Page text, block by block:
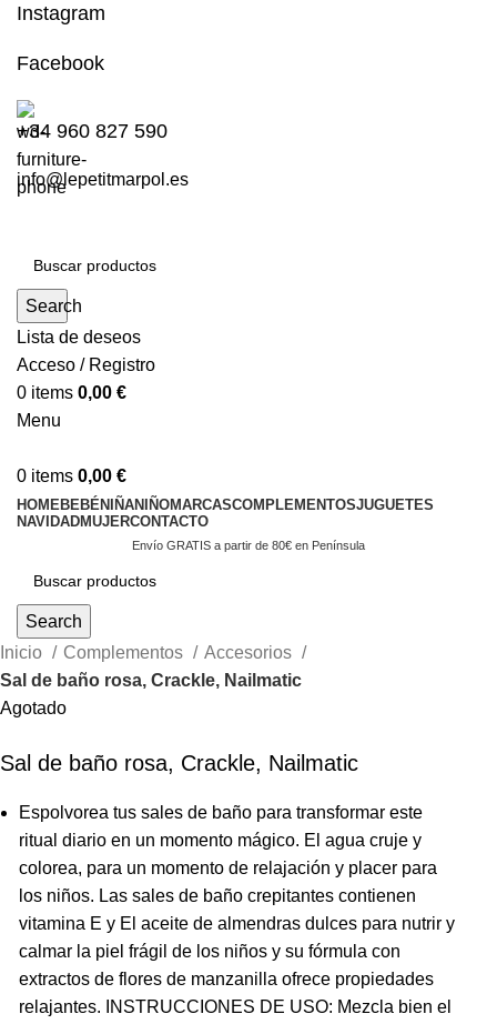
Instagram
Facebook
+34 960 827 590
info@lepetitmarpol.es
Search
Lista de deseos
Acceso / Registro
0 items 0,00 €
Menu
0 items 0,00 €
HOMEBEBÉNIÑANIÑOMARCASCOMPLEMENTOSJUGUETES
NAVIDADMUJERCONTACTO
Envío GRATIS a partir de 80€ en Península
Search
Inicio
Complementos
Accesorios
Sal de baño rosa, Crackle, Nailmatic
Agotado
Sal de baño rosa, Crackle, Nailmatic
Espolvorea tus sales de baño para transformar este
ritual diario en un momento mágico. El agua cruje y
colorea, para un momento de relajación y placer para
los niños. Las sales de baño crepitantes contienen
vitamina E y El aceite de almendras dulces para nutrir y
calmar la piel frágil de los niños y su fórmula con
extractos de flores de manzanilla ofrece propiedades
relajantes. INSTRUCCIONES DE USO: Mezcla bien el